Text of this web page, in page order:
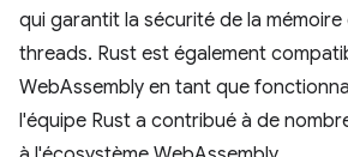
qui garantit la sécurité de la
threads. Rust est également
WebAssembly en tant que
l'équipe Rust a contribué à de